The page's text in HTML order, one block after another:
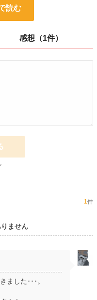
読む
感想（1件）
1件
ません
ました･･･。